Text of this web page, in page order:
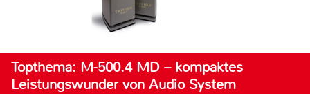
Topthema: M-500.4 MD – kompaktes
Leistungswunder von Audio System